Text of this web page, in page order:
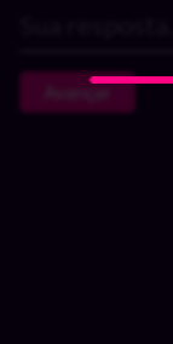
Avançar